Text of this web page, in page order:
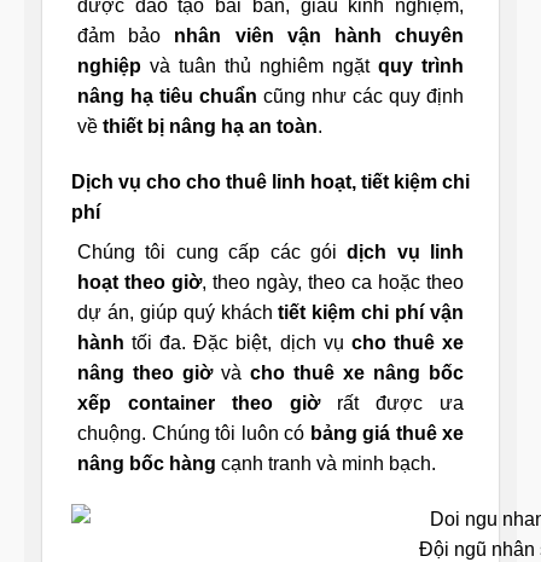
được đào tạo bài bản, giàu kinh nghiệm,
đảm bảo nhân viên vận hành chuyên
nghiệp và tuân thủ nghiêm ngặt quy trình
nâng hạ tiêu chuẩn cũng như các quy định
về thiết bị nâng hạ an toàn.
Dịch vụ cho cho thuê linh hoạt, tiết kiệm chi
phí
Chúng tôi cung cấp các góidịch vụ linh
hoạt theo giờ, theo ngày, theo ca hoặc theo
dự án, giúp quý kháchtiết kiệm chi phí vận
hành tối đa. Đặc biệt, dịch vụ cho thuê xe
nâng theo giờvà cho thuê xe nâng bốc
xếp container theo giờrất được ưa
chuộng. Chúng tôi luôn có bảng giá thuê xe
nâng bốc hàng cạnh tranh và minh bạch.
Đội ngũ nhân